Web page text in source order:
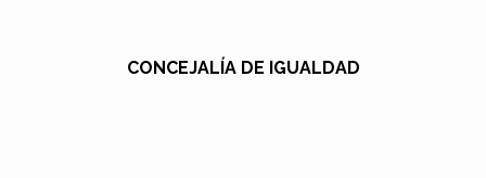
CONCEJALÍA DE IGUALDAD